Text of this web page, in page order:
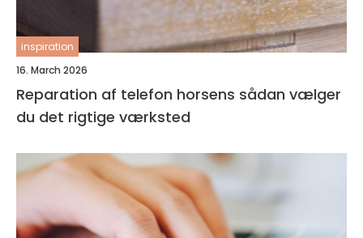
inspiration
16. March 2026
Reparation af telefon horsens sådan vælger
du det rigtige værksted